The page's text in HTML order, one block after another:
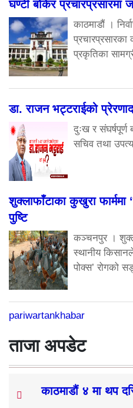
घण्टी बोकेर प्रचारप्रसारमा
काठमाडौं ।
प्रकृतिका
डा. राजन भट्टराईको
दुःख र
सचिव तथा
शुक्लाफाँटाका कुखुरा
पुष्टि
कञ्चनपुर ।
स्थानीय
पोक्स’ रोगको
pariwartankhabar
ताजा अपडेट
काठमाडौं ४ मा थप